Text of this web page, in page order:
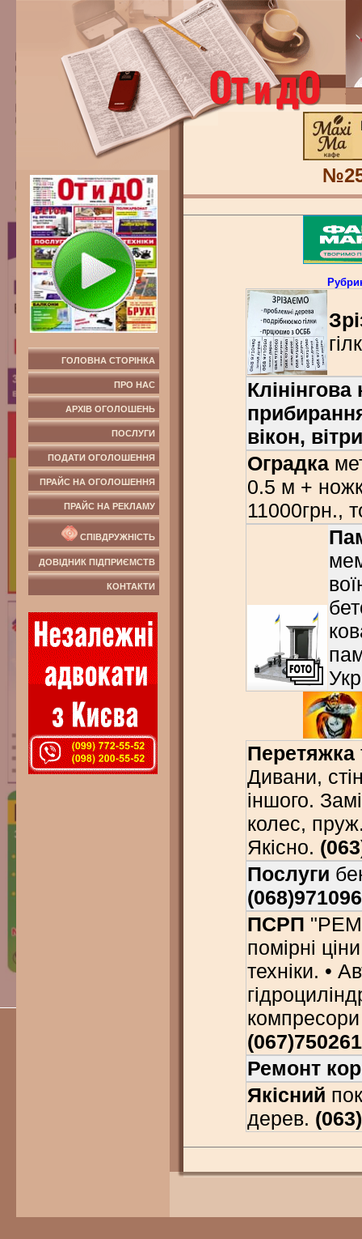
ГОЛОВНА СТОРІНКА
ПРО НАС
АРХІВ ОГОЛОШЕНЬ
ПОСЛУГИ
ПОДАТИ ОГОЛОШЕННЯ
ПРАЙС НА ОГОЛОШЕННЯ
ПРАЙС НА РЕКЛАМУ
СПІВДРУЖНІСТЬ
ДОВІДНИК ПІДПРИЄМСТВ
КОНТАКТИ
вікон,
Оградка
0.5 м +
11000грн.,
Перетяжка
Дивани,
іншого.
колес,
Якісно.
Послуги
ПСРП
помірні
техніки. •
Ремонт
Якісний
дерев.